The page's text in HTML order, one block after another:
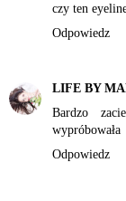
czy ten
Odpowiedz
LIFE BY
Bardzo
wypróbowała
Odpowiedz